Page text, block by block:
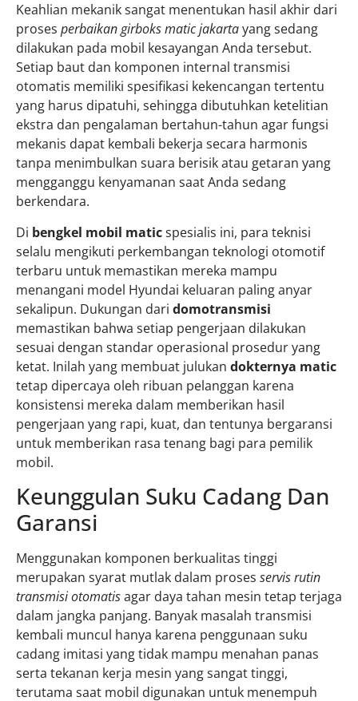
Keahlian mekanik sangat menentukan hasil akhir dari
proses perbaikan girboks matic jakartayang sedang
dilakukan pada mobil kesayangan Anda tersebut.
Setiap baut dan komponen internal transmisi
otomatis memiliki spesifikasi kekencangan tertentu
yang harus dipatuhi, sehingga dibutuhkan ketelitian
ekstra dan pengalaman bertahun-tahun agar fungsi
mekanis dapat kembali bekerja secara harmonis
tanpa menimbulkan suara berisik atau getaran yang
mengganggu kenyamanan saat Anda sedang
berkendara.
Di bengkel mobil maticspesialis ini, para teknisi
selalu mengikuti perkembangan teknologi otomotif
terbaru untuk memastikan mereka mampu
menangani model Hyundai keluaran paling anyar
sekalipun. Dukungan dari domotransmisi
memastikan bahwa setiap pengerjaan dilakukan
sesuai dengan standar operasional prosedur yang
ketat. Inilah yang membuat julukan dokternya matic
tetap dipercaya oleh ribuan pelanggan karena
konsistensi mereka dalam memberikan hasil
pengerjaan yang rapi, kuat, dan tentunya bergaransi
untuk memberikan rasa tenang bagi para pemilik
mobil.
Keunggulan Suku Cadang Dan
Garansi
Menggunakan komponen berkualitas tinggi
merupakan syarat mutlak dalam proses servis rutin
transmisi otomatisagar daya tahan mesin tetap terjaga
dalam jangka panjang. Banyak masalah transmisi
kembali muncul hanya karena penggunaan suku
cadang imitasi yang tidak mampu menahan panas
serta tekanan kerja mesin yang sangat tinggi,
terutama saat mobil digunakan untuk menempuh